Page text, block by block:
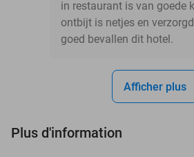
in restaurant is van goede
ontbijt is netjes en
goed bevallen dit hotel.
Afficher plus
Plus d'information